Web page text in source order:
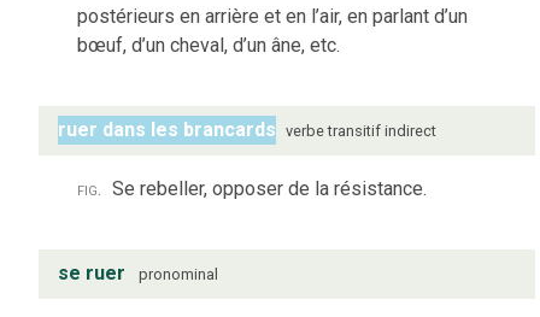
postérieurs en arrière et en l’air, en parlant d’un
bœuf, d’un cheval, d’un âne, etc.
ruer dans les brancards verbe transitif indirect
fig. Se rebeller, opposer de la résistance.
se ruer pronominal